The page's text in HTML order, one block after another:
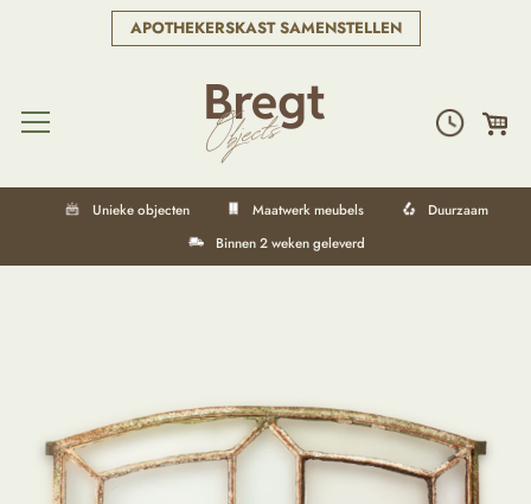
APOTHEKERSKAST SAMENSTELLEN
Unieke objecten Maatwerk meubels
Duurzaam
Binnen 2 weken geleverd